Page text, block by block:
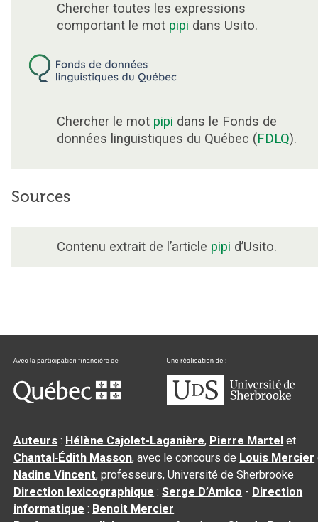
Chercher toutes les expressions
comportant le mot pipi dans Usito.
Chercher le mot pipi dans le Fonds de
données linguistiques du Québec (FDLQ).
Sources
Contenu extrait de l’article pipi d’Usito.
Auteurs : Hélène Cajolet-Laganière, Pierre Martel et
Chantal‑Édith Masson, avec le concours de Louis Mercier
Nadine Vincent, professeurs, Université de Sherbrooke
Direction lexicographique :Serge D’Amico - Direction
informatique : Benoit Mercier